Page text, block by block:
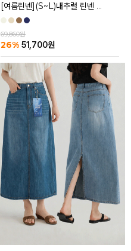
[여름린넨](S~L)내추럴 린넨 와이드 밴딩 팬츠
69,860원
26% 51,700원